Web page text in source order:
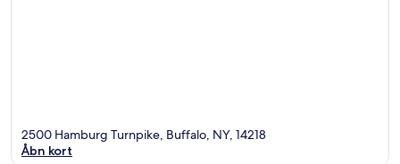
2500 Hamburg Turnpike, Buffalo, NY, 14218
Åbn kort